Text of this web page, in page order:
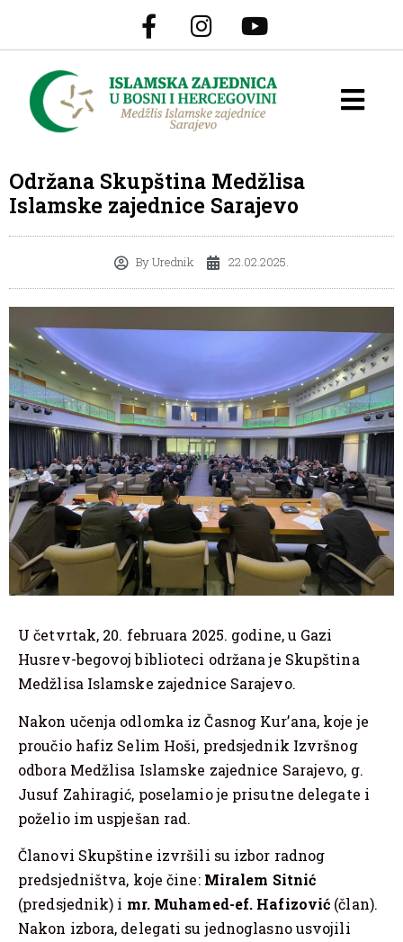
Održana Skupština Medžlisa
Islamske zajednice Sarajevo
ByUrednik 22.02.2025.
U četvrtak, 20. februara 2025. godine, u Gazi
Husrev-begovoj biblioteci održana je Skupština
Medžlisa Islamske zajednice Sarajevo.
Nakon učenja odlomka iz Časnog Kur’ana, koje je
proučio hafiz Selim Hoši, predsjednik Izvršnog
odbora Medžlisa Islamske zajednice Sarajevo, g.
Jusuf Zahiragić, poselamio je prisutne delegate i
poželio im uspješan rad.
Članovi Skupštine izvršili su izbor radnog
predsjedništva, koje čine: Miralem Sitnić
(predsjednik) i mr. Muhamed-ef. Hafizović (član).
Nakon izbora, delegati su jednoglasno usvojili